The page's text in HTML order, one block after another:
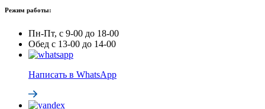
Режим работы:
Пн-Пт, с 9-00 до 18-00
Обед с 13-00 до 14-00
Написать в WhatsApp